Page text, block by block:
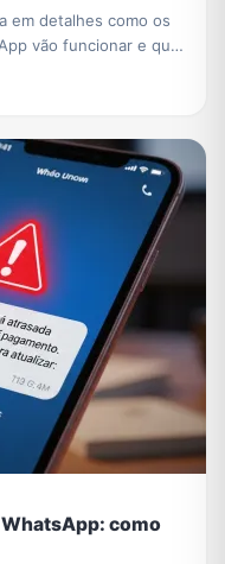
em detalhes como os
vão funcionar e qual
WhatsApp: como